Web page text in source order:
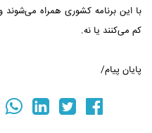
با این برنامه کشوری همراه می‌شوند و
کم می‌کنند یا نه.
پایان پیام/